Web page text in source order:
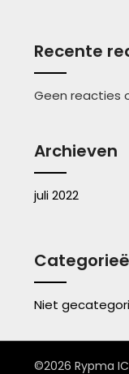
Recente
Geen reacties
Archieven
juli 2022
Niet
©2026 Rypma